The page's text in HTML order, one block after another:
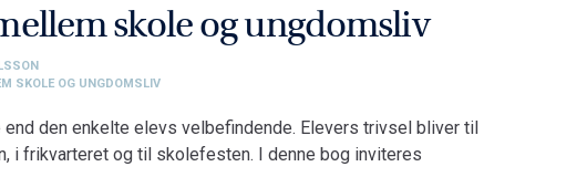
skole og ungdomsliv
SKOLE OG UNGDOMSLIV
end den enkelte elevs velbefindende. Elevers trivsel bliver til
i frikvarteret og til skolefesten. I denne bog inviteres